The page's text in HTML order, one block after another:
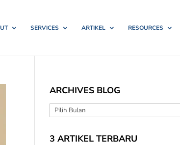
SERVICES ARTIKEL RESOURCES
ARCHIVES BLOG
ARCHIVES
3 ARTIKEL TERBARU